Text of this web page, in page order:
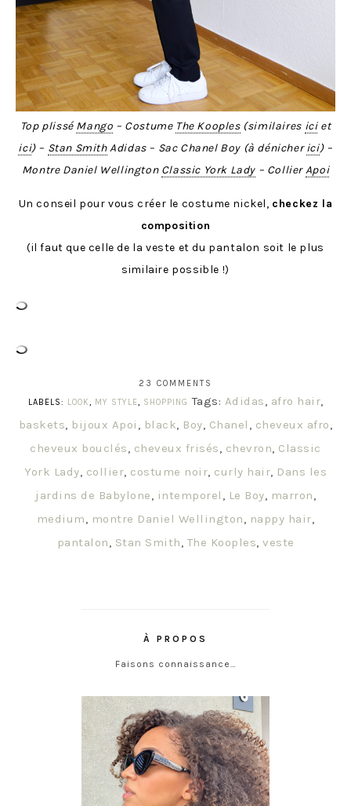
Top plissé Mango – Costume The Kooples(similaires iciet
ici) – Stan SmithAdidas – Sac Chanel Boy (à dénicherici) –
Montre Daniel Wellington Classic York Lady – CollierApoi
Un conseil pour vous créer le costume nickel, checkez la
composition
(il faut que celle de la veste et du pantalon soit le plus
similaire possible !)
23 COMMENTS
LABELS:
LOOK, MY STYLE, SHOPPING Tags: Adidas, afro hair,
baskets, bijoux Apoi , black, Boy, Chanel , cheveux afro,
cheveux bouclés, cheveux frisés, chevron, Classic
York Lady, collier, costume noir, curly hair, Dans les
jardins de Babylone, intemporel , Le Boy, marron,
medium, montre Daniel Wellington, nappy hair,
pantalon, Stan Smith, The Kooples, veste
À PROPOS
Faisons connaissance…